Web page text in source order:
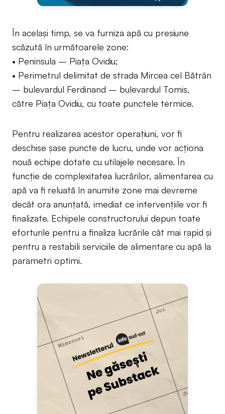
În același timp, se va furniza apă cu presiune
scăzută în următoarele zone:
• Peninsula – Piața Ovidiu;
• Perimetrul delimitat de strada Mircea cel Bătrân
– bulevardul Ferdinand – bulevardul Tomis,
către Piața Ovidiu, cu toate punctele termice.
Pentru realizarea acestor operațiuni, vor fi
deschise șase puncte de lucru, unde vor acționa
nouă echipe dotate cu utilajele necesare. În
funcție de complexitatea lucrărilor, alimentarea cu
apă va fi reluată în anumite zone mai devreme
decât ora anunțată, imediat ce intervențiile vor fi
finalizate. Echipele constructorului depun toate
eforturile pentru a finaliza lucrările cât mai rapid și
pentru a restabili serviciile de alimentare cu apă la
parametri optimi.